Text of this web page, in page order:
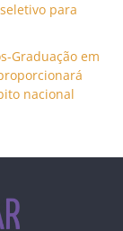
para
Graduação em
nacional